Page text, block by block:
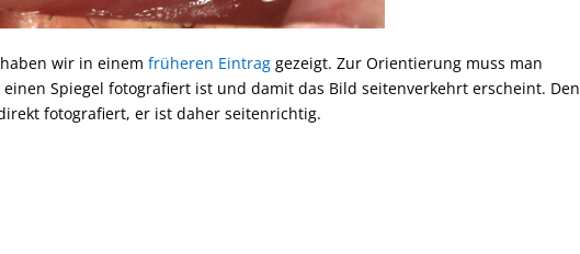
wir in einemfrüheren Eintrag gezeigt. Zur Orientierung muss man
Spiegel fotografiert ist und damit das Bild seitenverkehrt erscheint. Den
fotografiert, er ist daher seitenrichtig.